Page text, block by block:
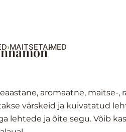
›MAITSETAIMED
aromaatne, maitse-,
värskeid ja kuivatatud
lehtede ja õite segu. Võib